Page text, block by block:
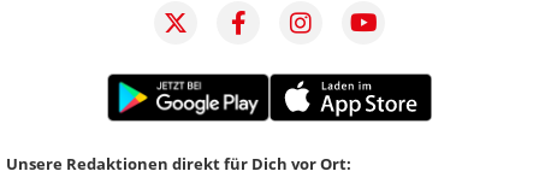
Unsere Redaktionen direkt für Dich vor Ort: